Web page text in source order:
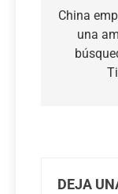
de
China
una
DEJA